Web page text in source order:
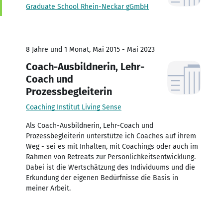
Graduate School Rhein-Neckar gGmbH
8 Jahre und 1 Monat, Mai 2015 - Mai 2023
Coach-Ausbildnerin, Lehr-
Coach und
Prozessbegleiterin
Coaching Institut Living Sense
Als Coach-Ausbildnerin, Lehr-Coach und
Prozessbegleiterin unterstütze ich Coaches auf ihrem
Weg - sei es mit Inhalten, mit Coachings oder auch im
Rahmen von Retreats zur Persönlichkeitsentwicklung.
Dabei ist die Wertschätzung des Individuums und die
Erkundung der eigenen Bedürfnisse die Basis in
meiner Arbeit.